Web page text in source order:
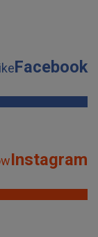
Facebook
Instagram